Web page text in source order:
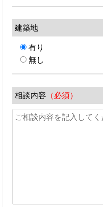
建築地
有り
無し
相談内容 （必須）